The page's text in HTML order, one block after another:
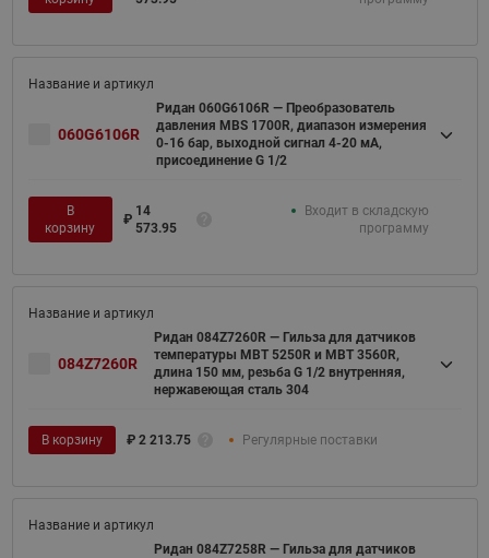
060G6106R
Ридан 060G6106R — Преобразователь
давления MBS 1700R, диапазон измерения
0-16 бар, выходной сигнал 4-20 мА,
присоединение G 1/2
В
корзину
₽
14
573.95
Входит в складскую
программу
084Z7260R
Ридан 084Z7260R — Гильза для датчиков
температуры MBT 5250R и MBT 3560R,
длина 150 мм, резьба G 1/2 внутренняя,
нержавеющая сталь 304
В корзину ₽ 2 213.75 Регулярные поставки
Ридан 084Z7258R — Гильза для датчиков